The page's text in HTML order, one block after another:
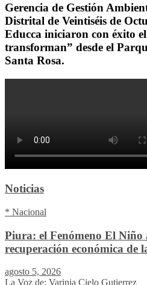
Gerencia de Gestión
Distrital de Veintiséis de
Educca iniciaron con éxito
transforman” desde el
Santa Rosa.
Noticias
* Nacional
Piura: el Fenómeno El Niño
recuperación económica de
agosto 5, 2026
La Voz de: Varinia Cielo Gutierrez